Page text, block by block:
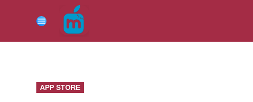
contenuto
Menu
PUBBLICATO
IN
APP STORE